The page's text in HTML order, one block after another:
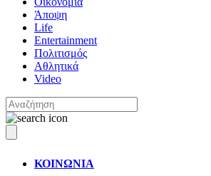
Άποψη
Life
Entertainment
Πολιτισμός
Αθλητικά
Video
ΚΟΙΝΩΝΙΑ